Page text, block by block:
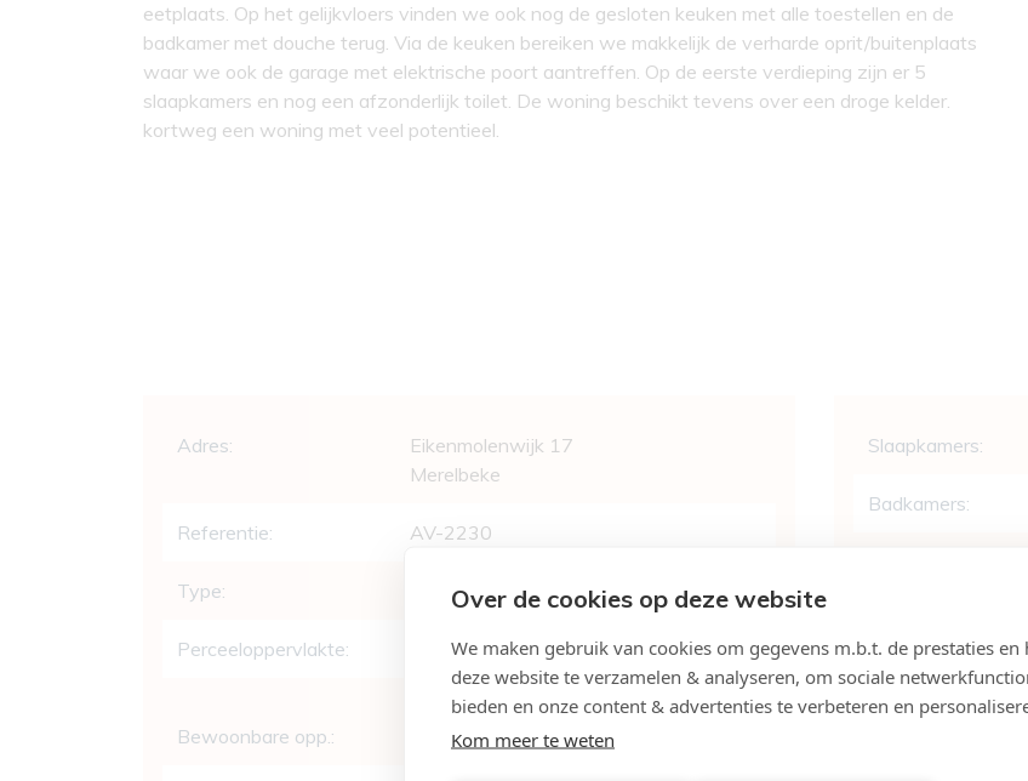
eetplaats. Op het gelijkvloers vinden we ook nog de gesloten keuken met alle toestellen en de
badkamer met douche terug. Via de keuken bereiken we makkelijk de verharde oprit/buitenplaats
waar we ook de garage met elektrische poort aantreffen. Op de eerste verdieping zijn er 5
slaapkamers en nog een afzonderlijk toilet. De woning beschikt tevens over een droge kelder.
kortweg een woning met veel potentieel.
Algemeen
Adres:
Eikenmolenwijk 17
Merelbeke
Referentie: AV-2230
Type: Woning
Perceeloppervlakte: 320 m²
Bewoonbare opp.: 190 m²
Indeling
Slaapkamers:
Badkamers:
Keuken:
Over de cookies op deze website
We maken gebruik van cookies om gegevens m.b.t. de prestaties en
deze website te verzamelen & analyseren, om sociale
bieden en onze content & advertenties te verbeteren en
Kom meer te weten